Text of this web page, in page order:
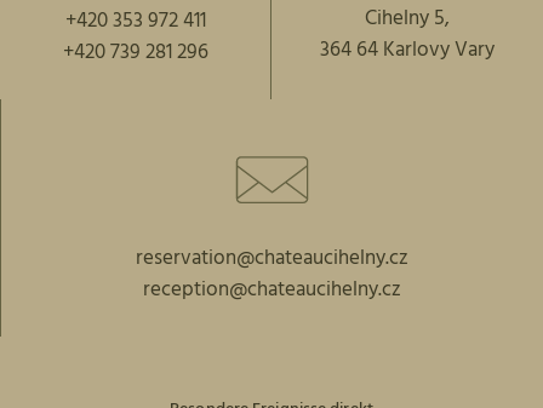
+420 353 972 411
+420 739 281 296
Cihelny 5,
364 64 Karlovy Vary
reservation@chateaucihelny.cz
reception@chateaucihelny.cz